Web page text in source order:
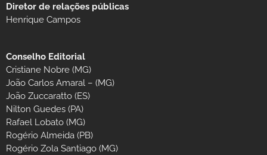
Diretor de relações públicas
Henrique Campos
Conselho Editorial
Cristiane Nobre (MG)
João Carlos Amaral – (MG)
João Zuccaratto (ES)
Nilton Guedes (PA)
Rafael Lobato (MG)
Rogério Almeida (PB)
Rogério Zola Santiago (MG)